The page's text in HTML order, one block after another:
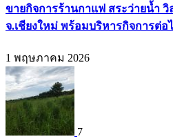
ขายกิจการร้านกาแฟ สระว่ายน้ำ วิ
จ.เชียงใหม่ พร้อมบริหารกิจการต่อไ
1 พฤษภาคม 2026
7